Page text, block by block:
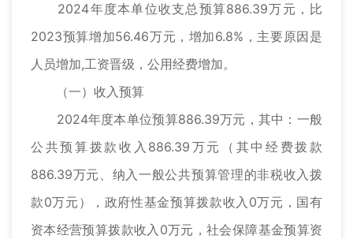
2024年度本单位收支总预算886.39万元，比
2023预算增加56.46万元，增加6.8%，主要原因是
人员增加,工资晋级，公用经费增加。
（一）收入预算
2024年度本单位预算886.39万元，其中：一般
公共预算拨款收入886.39万元（其中经费拨款
886.39万元、纳入一般公共预算管理的非税收入拨
款0万元），政府性基金预算拨款收入0万元，国有
资本经营预算拨款收入0万元，社会保障基金预算资